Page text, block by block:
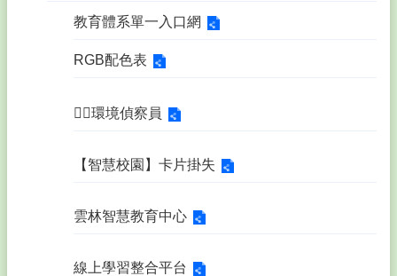
教育體系單一入口網
RGB配色表
🕵️‍♂️環境偵察員
【智慧校園】卡片掛失
雲林智慧教育中心
線上學習整合平台